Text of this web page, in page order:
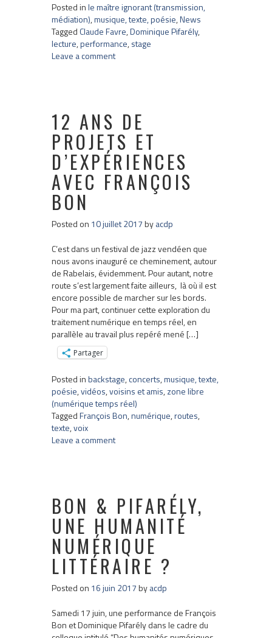
Posted inle maître ignorant (transmission,
médiation),musique, texte, poésie,News
TaggedClaude Favre,Dominique Pifarély,
lecture,performance,stage
Leave a comment
12 ANS DE
PROJETS ET
D’EXPÉRIENCES
AVEC FRANÇOIS
BON
Posted on 10 juillet 2017byacdp
C’est dans un festival de jazz vendéen que
nous avons inauguré ce cheminement, autour
de Rabelais, évidemment. Pour autant, notre
route s’est largement faite ailleurs, là où il est
encore possible de marcher sur les bords.
Pour ma part, continuer cette exploration du
traitement numérique en temps réel, en
parallèle au travail plus repéré mené […]
Partager
Posted inbackstage,concerts,musique, texte,
poésie,vidéos,voisins et amis,zone libre
(numérique temps réel)
TaggedFrançois Bon,numérique,routes,
texte,voix
Leave a comment
BON & PIFARÉLY,
UNE HUMANITÉ
NUMÉRIQUE
LITTÉRAIRE ?
Posted on 16 juin 2017byacdp
Samedi 17 juin, une performance de François
Bon et Dominique Pifarély dans le cadre du